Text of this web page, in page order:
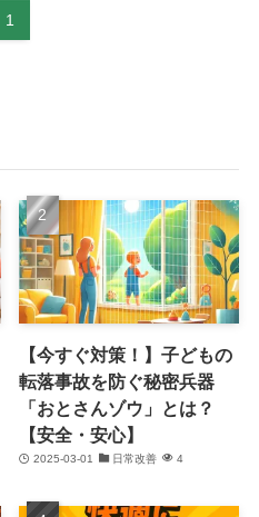
1
【今すぐ対策！】子どもの
転落事故を防ぐ秘密兵器
「おとさんゾウ」とは？
【安全・安心】
2025-03-01 日常改善 4